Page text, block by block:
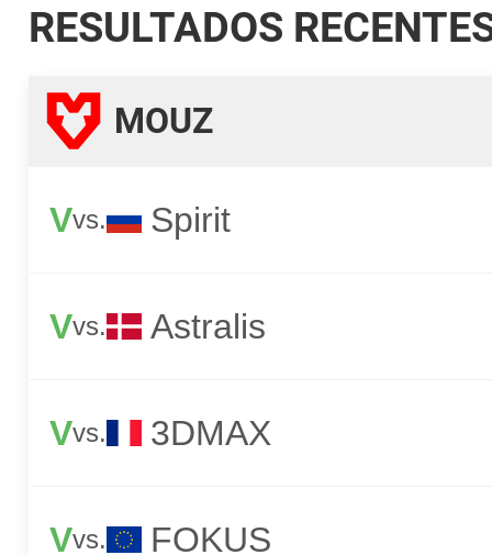
RESULTADOS
MOUZ
Vvs. Spirit
Vvs. Astralis
Vvs. 3DMAX
Vvs. FOKUS